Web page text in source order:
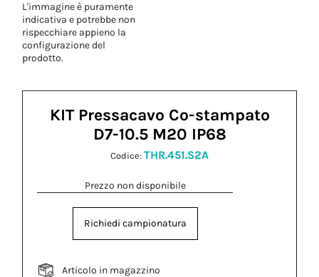
L'immagine è puramente
indicativa e potrebbe non
rispecchiare appieno la
configurazione del
prodotto.
KIT Pressacavo Co-stampato
D7-10.5 M20 IP68
Codice: THR.451.S2A
Prezzo non disponibile
Richiedi campionatura
Articolo in magazzino